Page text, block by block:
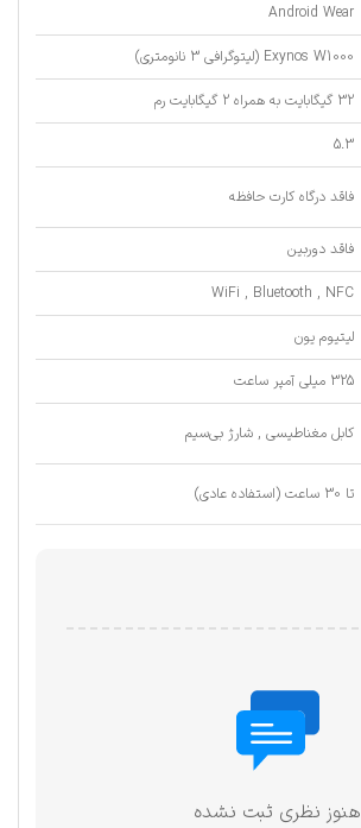
Android Wear
Exynos W1000 (لیتوگرافی 3 نانومتری)
32 گیگابایت به همراه 2 گیگابایت رم
5.3
فاقد درگاه کارت حافظه
فاقد دوربین
WiFi , Bluetooth , NFC
لیتیوم یون
325 میلی آمپر ساعت
کابل مغناطیسی , شارژ بی‌سیم
تا 30 ساعت (استفاده عادی)
هنوز نظری ثبت نشده